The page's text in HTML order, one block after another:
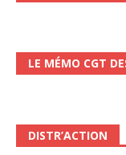
LE MÉMO CGT
DISTR’ACTION